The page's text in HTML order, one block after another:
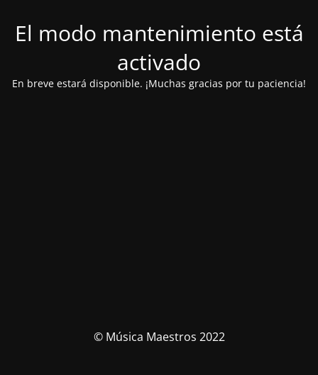
El modo mantenimiento está
activado
En breve estará disponible. ¡Muchas gracias por tu paciencia!
© Música Maestros 2022